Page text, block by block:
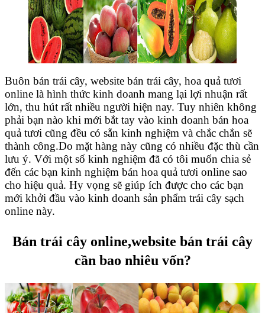
Buôn bán trái cây, website bán trái cây, hoa quả tươi
online là hình thức kinh doanh mang lại lợi nhuận rất
lớn, thu hút rất nhiều người hiện nay. Tuy nhiên không
phải bạn nào khi mới bắt tay vào kinh doanh bán hoa
quả tươi cũng đều có sẵn kinh nghiệm và chắc chắn sẽ
thành công.Do mặt hàng này cũng có nhiều đặc thù cần
lưu ý. Với một số kinh nghiệm đã có tôi muốn chia sẻ
đến các bạn kinh nghiệm bán hoa quả tươi online sao
cho hiệu quả. Hy vọng sẽ giúp ích được cho các bạn
mới khởi đầu vào kinh doanh sản phẩm trái cây sạch
online này.
Bán trái cây online,website bán trái cây
cần bao nhiêu vốn?